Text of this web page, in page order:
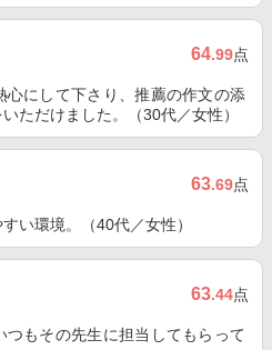
64.99点
にして下さり、推薦の作文の添
ただけました。（30代／女性）
63.69点
い環境。（40代／女性）
63.44点
もその先生に担当してもらって